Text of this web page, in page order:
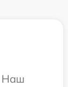
Наш